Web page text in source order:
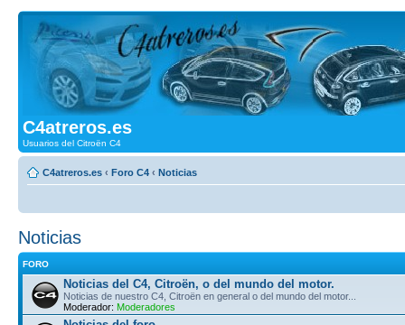
C4atreros.es
Usuarios del Citroën C4
C4atreros.es ‹ Foro C4 ‹ Noticias
Noticias
FORO
Noticias del C4, Citroën, o del mundo del motor.
Noticias de nuestro C4, Citroën en general o del mundo del motor...
Moderador: Moderadores